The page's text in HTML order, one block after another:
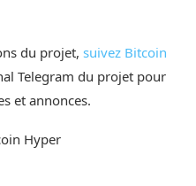
du projet, suivez Bitcoin
Telegram du projet pour
et annonces.
Hyper